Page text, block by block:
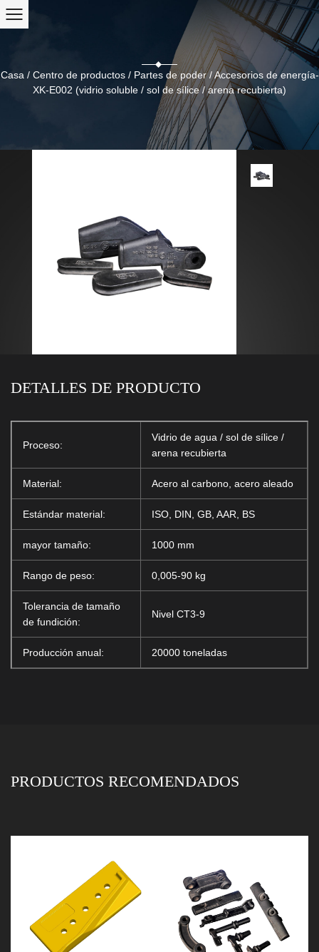
Casa / Centro de productos/ Partes de poder/Accesorios de energía-
XK-E002 (vidrio soluble / sol de sílice / arena recubierta)
DETALLES DE PRODUCTO
Proceso:
Vidrio de agua / sol de sílice /
arena recubierta
Material: Acero al carbono, acero aleado
Estándar material: ISO, DIN, GB, AAR, BS
mayor tamaño: 1000 mm
Rango de peso: 0,005-90 kg
Tolerancia de tamaño
de fundición:
Nivel CT3-9
Producción anual: 20000 toneladas
PRODUCTOS RECOMENDADOS